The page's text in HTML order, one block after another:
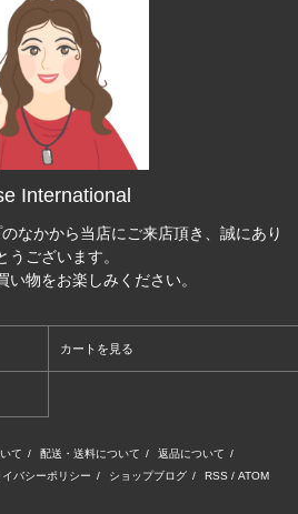
International
なかから当店にご来店頂き、誠にあり
うございます。
い物をお楽しみください。
カートを見る
て / 配送・送料について / 返品について /
イバシーポリシー / ショップブログ / RSS / ATOM